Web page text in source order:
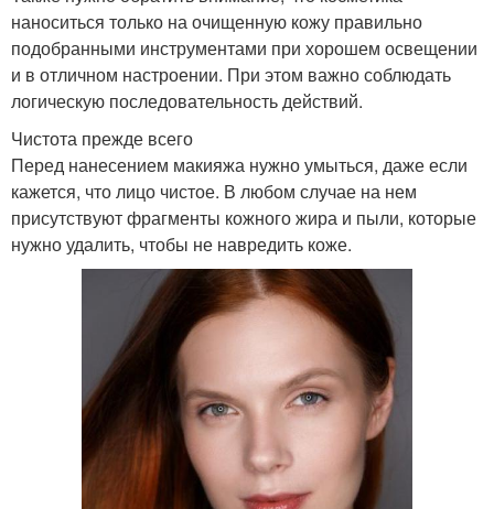
наноситься только на очищенную кожу правильно
подобранными инструментами при хорошем освещении
и в отличном настроении. При этом важно соблюдать
логическую последовательность действий.
Чистота прежде всего
Перед нанесением макияжа нужно умыться, даже если
кажется, что лицо чистое. В любом случае на нем
присутствуют фрагменты кожного жира и пыли, которые
нужно удалить, чтобы не навредить коже.